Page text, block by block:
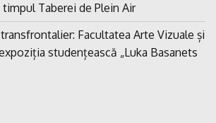
Taberei de Plein Air
Facultatea Arte Vizuale și
studențească „Luka Basanets